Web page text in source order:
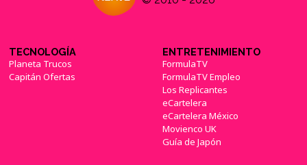
TECNOLOGÍA
Planeta Trucos
Capitán Ofertas
ENTRETENIMIENTO
FormulaTV
FormulaTV Empleo
Los Replicantes
eCartelera
eCartelera México
Movienco UK
Guía de Japón